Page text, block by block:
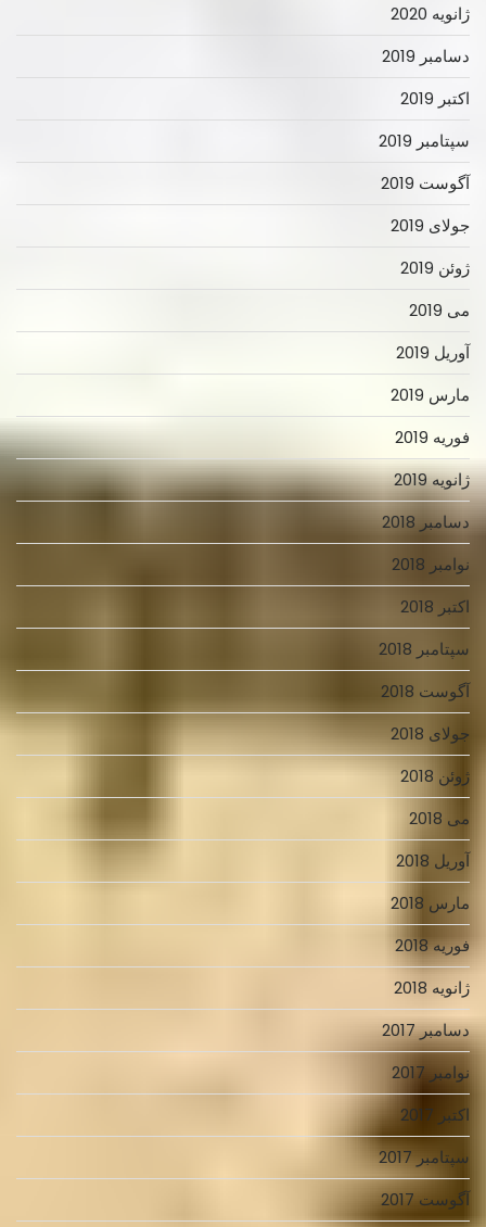
ژانویه 2020
دسامبر 2019
اکتبر 2019
سپتامبر 2019
آگوست 2019
جولای 2019
ژوئن 2019
می 2019
آوریل 2019
مارس 2019
فوریه 2019
ژانویه 2019
دسامبر 2018
نوامبر 2018
اکتبر 2018
سپتامبر 2018
آگوست 2018
جولای 2018
ژوئن 2018
می 2018
آوریل 2018
مارس 2018
فوریه 2018
ژانویه 2018
دسامبر 2017
نوامبر 2017
اکتبر 2017
سپتامبر 2017
آگوست 2017